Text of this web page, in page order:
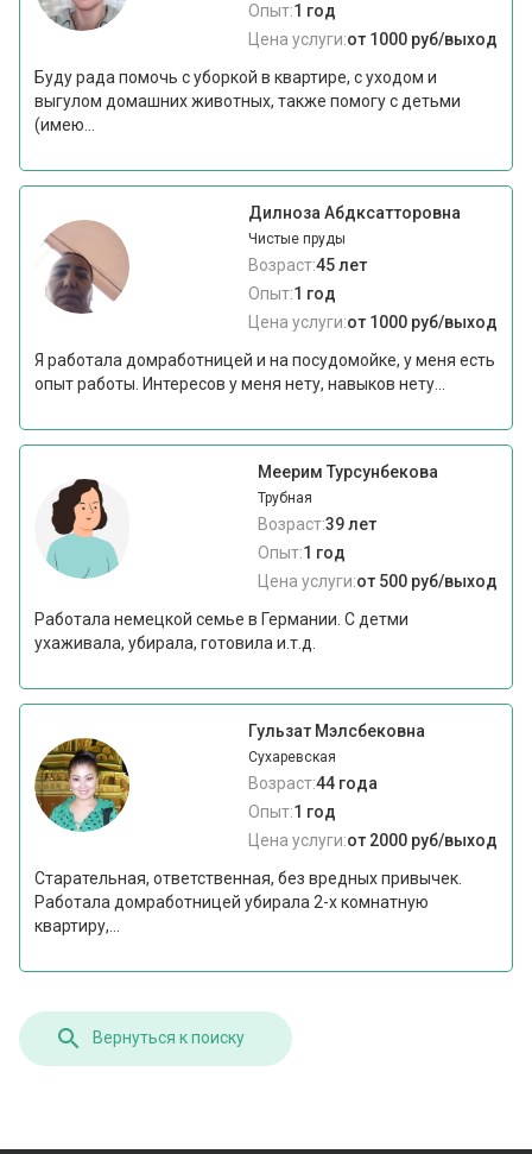
Опыт:1 год
Цена услуги:от 1000 руб/выход
Буду рада помочь с уборкой в квартире, с уходом и
выгулом домашних животных, также помогу с детьми
(имею...
Дилноза Абдксатторовна
Чистые пруды
Возраст:45 лет
Опыт:1 год
Цена услуги:от 1000 руб/выход
Я работала домработницей и на посудомойке, у меня есть
опыт работы. Интересов у меня нету, навыков нету...
Меерим Турсунбекова
Трубная
Возраст:39 лет
Опыт:1 год
Цена услуги:от 500 руб/выход
Работала немецкой семье в Германии. С детми
ухаживала, убирала, готовила и.т.д.
Гульзат Мэлсбековна
Сухаревская
Возраст:44 года
Опыт:1 год
Цена услуги:от 2000 руб/выход
Старательная, ответственная, без вредных привычек.
Работала домработницей убирала 2-х комнатную
квартиру,...
Вернуться к поиску